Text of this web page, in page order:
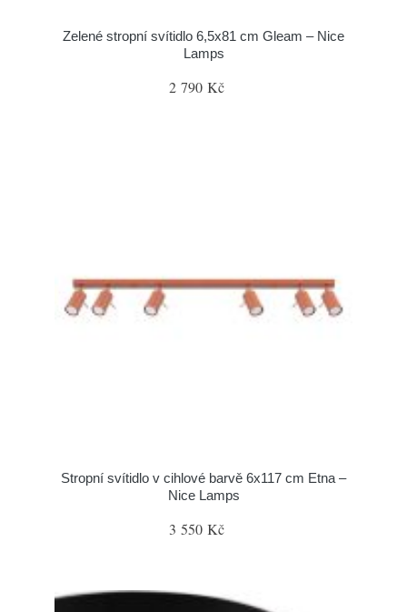
Zelené stropní svítidlo 6,5x81 cm Gleam – Nice
Lamps
2 790 Kč
Stropní svítidlo v cihlové barvě 6x117 cm Etna –
Nice Lamps
3 550 Kč